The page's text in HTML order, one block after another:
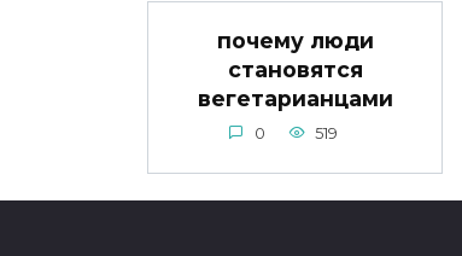
почему люди
становятся
вегетарианцами
0 519